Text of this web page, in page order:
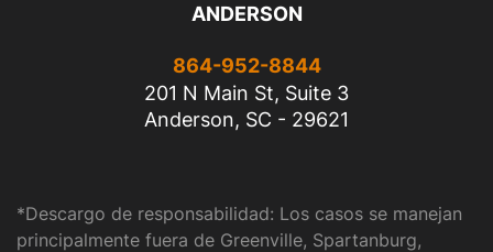
ANDERSON
864-952-8844
201 N Main St, Suite 3
Anderson, SC - 29621
*Descargo de responsabilidad: Los casos se manejan
principalmente fuera de Greenville, Spartanburg,